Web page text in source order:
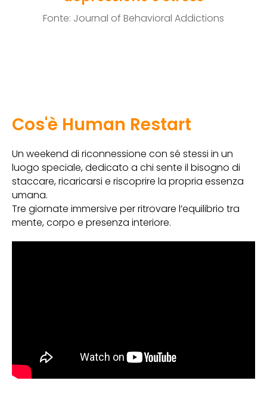
Fonte: Journal of Behavioral Addictions
Cos'è Human Restart
Un weekend di riconnessione con sé stessi in un
luogo speciale, dedicato a chi sente il bisogno di
staccare, ricaricarsi e riscoprire la propria essenza
umana.
Tre giornate immersive per ritrovare l’equilibrio tra
mente, corpo e presenza interiore.